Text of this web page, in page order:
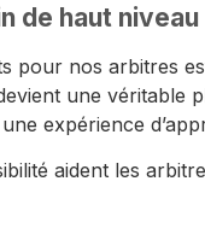
de haut niveau
pour nos arbitres
une véritable
expérience
aident les